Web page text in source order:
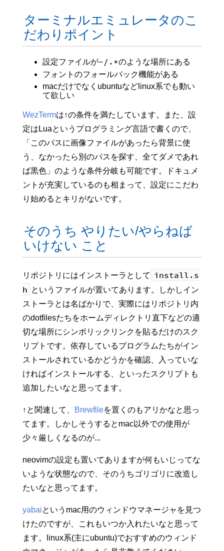
ターミナルエミュレータのこ
だわりポイント
設定ファイルが~/.*のような場所にある
フォントのフォールバック機能がある
macだけでなくubuntuなどlinux系でも動い
て欲しい
WezTermは↑の条件を満たしています。また、設
定はLuaというプログラミング言語で書くので、
「このパスに画像ファイルがあったら背景に使
う、なかったら別のパスを探す、全てダメであれ
ば黒色」のような条件分岐も可能です。ドキュメ
ントが充実しているのも相まって、設定にこだわ
り始めるとキリがないです。
そのうち やりたい/やらねば
いけない こと
リポジトリにはインストーラとして install.s
h というファイルが置いてあります。しかしイン
ストーラとは名ばかりで、実際にはリポジトリ内
のdotfilesたちをホームディレクトリ直下などの適
切な場所にシンボリックリンクを貼るだけのスク
リプトです。依存しているプログラムたちがイン
ストールされているかどうかを確認、入っていな
ければインストールする、といったスクリプトも
追加したいなと思ってます。
↑と関連して、 Brewfileを置くのもアリかなと思っ
てます。しかしそうするとmac以外での使用が
少々厳しくなるのが...
neovimの設定も置いてありますが何もいじってな
いような状態なので、そのうちゴリゴリに改造し
たいなと思ってます。
yabaiというmac用のウィンドウマネージャを見つ
けたのですが、これもいつか入れたいなと思って
ます。linux系(主にubuntu)でおすすめのウィンド